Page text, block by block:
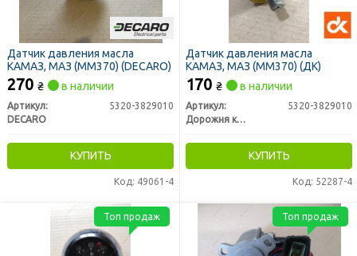
Датчик давления масла
КАМАЗ, МАЗ (ММ370) (DECARO)
270 ₴ в наличии
Артикул:
5320-3829010
DECARO
КУПИТЬ
Код: 49061-4
Датчик давления масла
КАМАЗ, МАЗ (ММ370) (ДК)
170 ₴ в наличии
Артикул:
5320-3829010
Дорожня карта
КУПИТЬ
Код: 52287-4
Топ продаж Топ продаж